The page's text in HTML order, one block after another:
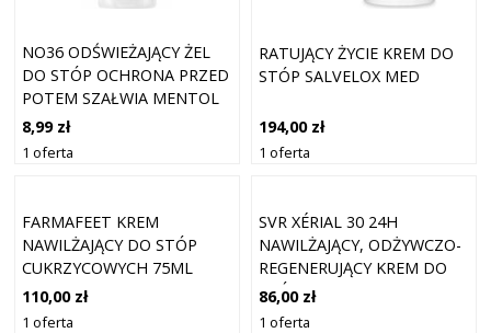
NO36 ODŚWIEŻAJĄCY ŻEL
DO STÓP OCHRONA PRZED
POTEM SZAŁWIA MENTOL
100ML
8,99 zł
1 oferta
RATUJĄCY ŻYCIE KREM DO
STÓP SALVELOX MED
194,00 zł
1 oferta
FARMAFEET KREM
NAWILŻAJĄCY DO STÓP
CUKRZYCOWYCH 75ML
110,00 zł
1 oferta
SVR XÉRIAL 30 24H
NAWILŻAJĄCY, ODŻYWCZO-
REGENERUJĄCY KREM DO
STÓP ZAPOBIEGAJĄCY
ZROGOWACENIOM 50ML
86,00 zł
1 oferta